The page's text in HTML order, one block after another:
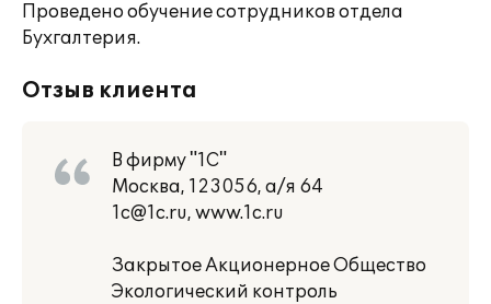
Проведено обучение сотрудников отдела
Бухгалтерия.
Отзыв клиента
В фирму "1С"
Москва, 123056, а/я 64
1c@1c.ru, www.1c.ru
Закрытое Акционерное Общество
Экологический контроль